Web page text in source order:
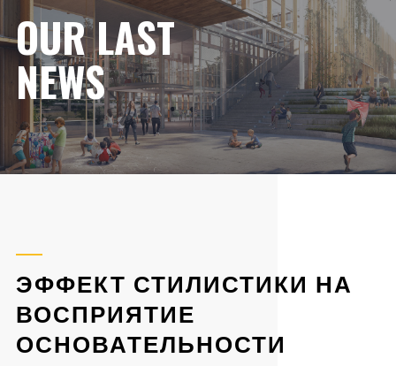
OUR LAST
NEWS
ЭФФЕКТ СТИЛИСТИКИ НА
ВОСПРИЯТИЕ
ОСНОВАТЕЛЬНОСТИ